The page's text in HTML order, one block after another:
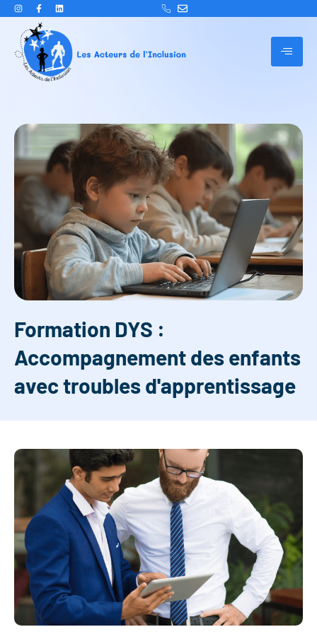
Formation DYS :
Accompagnement des enfants
avec troubles d'apprentissage